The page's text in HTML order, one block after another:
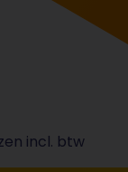
incl. btw